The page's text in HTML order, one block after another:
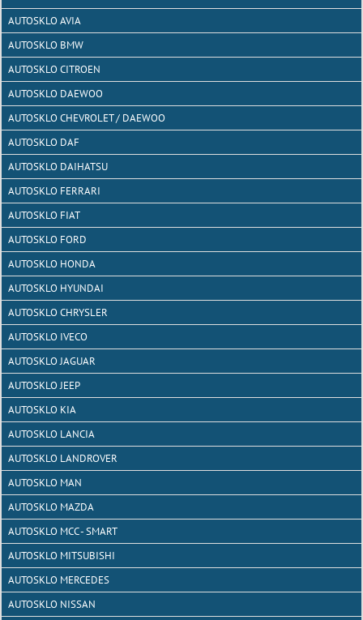
AUTOSKLO AVIA
AUTOSKLO BMW
AUTOSKLO CITROEN
AUTOSKLO DAEWOO
AUTOSKLO CHEVROLET / DAEWOO
AUTOSKLO DAF
AUTOSKLO DAIHATSU
AUTOSKLO FERRARI
AUTOSKLO FIAT
AUTOSKLO FORD
AUTOSKLO HONDA
AUTOSKLO HYUNDAI
AUTOSKLO CHRYSLER
AUTOSKLO IVECO
AUTOSKLO JAGUAR
AUTOSKLO JEEP
AUTOSKLO KIA
AUTOSKLO LANCIA
AUTOSKLO LANDROVER
AUTOSKLO MAN
AUTOSKLO MAZDA
AUTOSKLO MCC - SMART
AUTOSKLO MITSUBISHI
AUTOSKLO MERCEDES
AUTOSKLO NISSAN